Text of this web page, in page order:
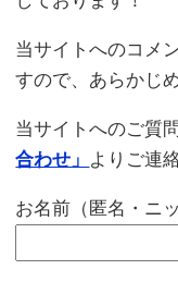
当サイトへのコメ
すので、あらかじ
当サイトへのご質
合わせ」 よりご連
お名前（匿名・ニ